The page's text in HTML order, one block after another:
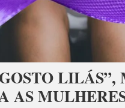
LILÁS”,
AS